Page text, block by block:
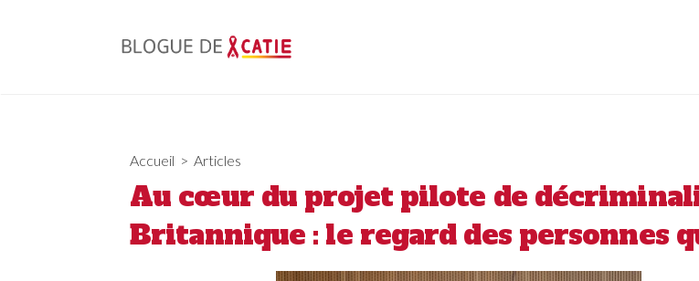
Accueil > Articles
Au cœur du projet pilote de
Britannique : le regard des personnes